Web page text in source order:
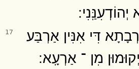
׃
17
דִּי אִנִּין אַרְבַּע
מִן ־ אַרְעָֽא ׃